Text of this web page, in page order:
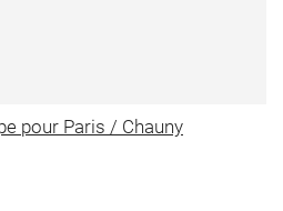
pour Paris / Chauny